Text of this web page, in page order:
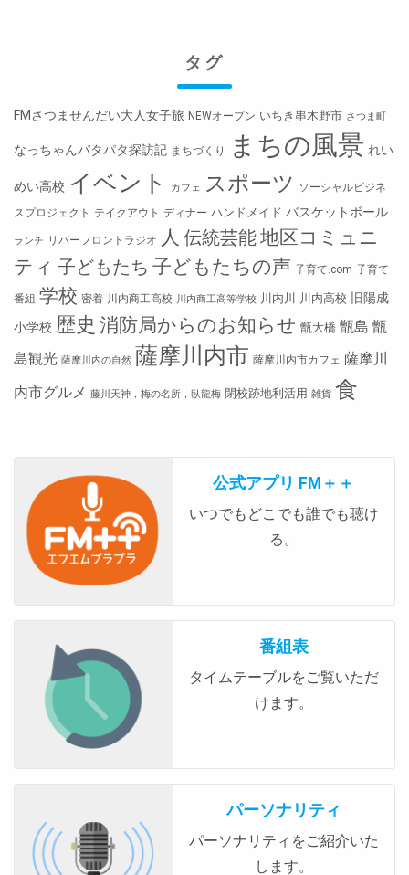
タグ
FMさつませんだい大人女子旅 NEWオープン いちき串木野市 さつま町
なっちゃんパタパタ探訪記 まちづくり まちの風景 れい
めい高校 イベント カフェ スポーツ ソーシャルビジネ
スプロジェクト テイクアウト ディナー ハンドメイド バスケットボール
ランチ リバーフロントラジオ 人 伝統芸能地区コミュニ
ティ 子どもたち 子どもたちの声 子育て.com 子育て
番組 学校 密着 川内商工高校 川内商工高等学校 川内川 川内高校
旧陽成
小学校 歴史 消防局からのお知らせ 甑大橋 甑島 甑
島観光 薩摩川内の自然 薩摩川内市 薩摩川内市カフェ 薩摩川
内市グルメ 藤川天神，梅の名所，臥龍梅 閉校跡地利活用 雑貨 食
公式アプリ FM＋＋
いつでもどこでも誰でも聴け
る。
番組表
タイムテーブルをご覧いただ
けます。
パーソナリティ
パーソナリティをご紹介いた
します。